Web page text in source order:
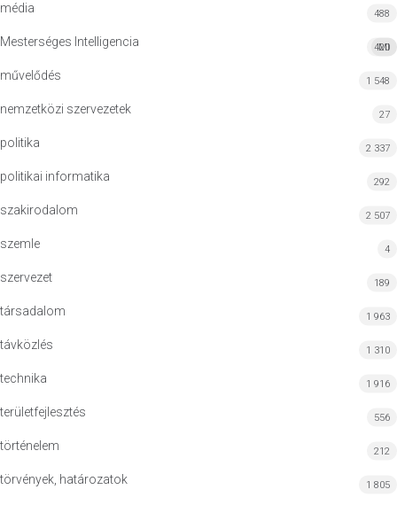
média 488
Mesterséges Intelligencia MI
420
művelődés 1 548
nemzetközi szervezetek 27
politika 2 337
politikai informatika 292
szakirodalom 2 507
szemle 4
szervezet 189
társadalom 1 963
távközlés 1 310
technika 1 916
területfejlesztés 556
történelem 212
törvények, határozatok 1 805